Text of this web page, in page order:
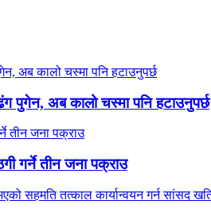
पुगेन, अब कालो चस्मा पनि हटाउनुपर्छ
गर्ने तीन जना पक्राउ